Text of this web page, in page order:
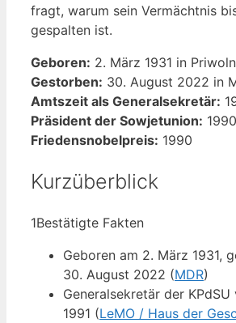
fragt, warum sein Vermächtnis
gespalten ist.
Geboren: 2. März 1931 in
Gestorben: 30. August 2022 in
Amtszeit als Generalsekretär:
Präsident der Sowjetunion:
Friedensnobelpreis: 1990
Kurzüberblick
1Bestätigte Fakten
Geboren am 2. März 1931,
30. August 2022 (MDR)
Generalsekretär der
1991 (LeMO / Haus der